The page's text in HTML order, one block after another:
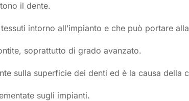
il dente.
intorno all’impianto e che può portare
soprattutto di grado avanzato.
sulla superficie dei denti ed è la causa della
sugli impianti.